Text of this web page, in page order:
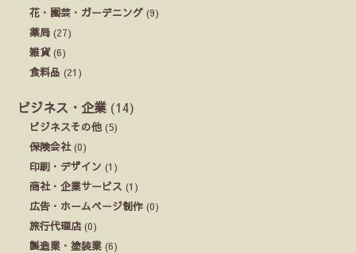
花・園芸・ガーデニング (9)
薬局 (27)
雑貨(6)
食料品 (21)
ビジネス・企業 (14)
ビジネスその他 (5)
保険会社(0)
印刷・デザイン (1)
商社・企業サービス (1)
広告・ホームページ制作 (0)
旅行代理店 (0)
製造業・塗装業 (6)